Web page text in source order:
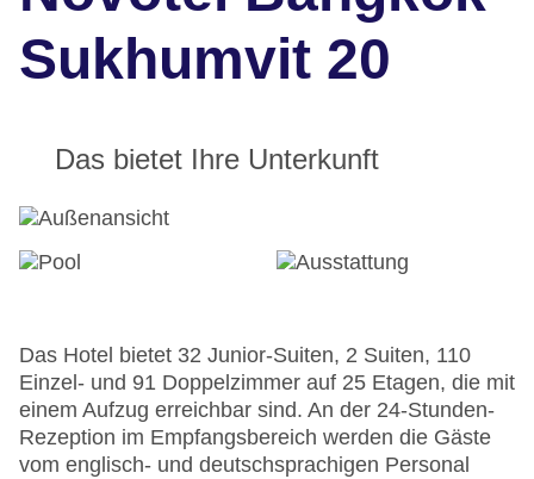
Sukhumvit 20
Das bietet Ihre Unterkunft
Das Hotel bietet 32 Junior-Suiten, 2 Suiten, 110
Einzel- und 91 Doppelzimmer auf 25 Etagen, die mit
einem Aufzug erreichbar sind. An der 24-Stunden-
Rezeption im Empfangsbereich werden die Gäste
vom englisch- und deutschsprachigen Personal